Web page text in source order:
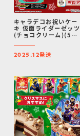
キャラデコお祝いケー
キ 仮面ライダーゼッツ
(チョコクリーム)(5号
発送・クリスマス予
約】
2025.12発送